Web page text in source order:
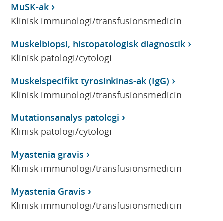
MuSK-ak
Klinisk immunologi/transfusionsmedicin
Muskelbiopsi, histopatologisk diagnostik
Klinisk patologi/cytologi
Muskelspecifikt tyrosinkinas-ak (IgG)
Klinisk immunologi/transfusionsmedicin
Mutationsanalys patologi
Klinisk patologi/cytologi
Myastenia gravis
Klinisk immunologi/transfusionsmedicin
Myastenia Gravis
Klinisk immunologi/transfusionsmedicin